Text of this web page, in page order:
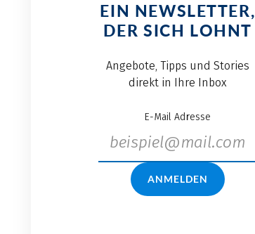
EIN NEWSLETTER,
DER SICH LOHNT
Angebote, Tipps und Stories
direkt in Ihre Inbox
E-Mail Adresse
ANMELDEN